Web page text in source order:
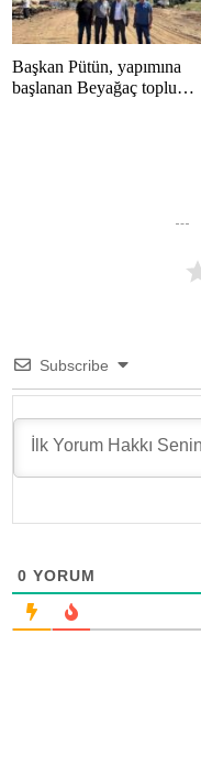
Başkan Pütün, yapımına
başlanan Beyağaç toplu
Subscribe
0 YORUM